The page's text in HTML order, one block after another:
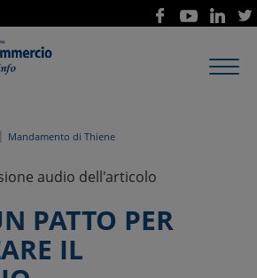
| Mandamento di Thiene
audio dell'articolo
PATTO PER
IL